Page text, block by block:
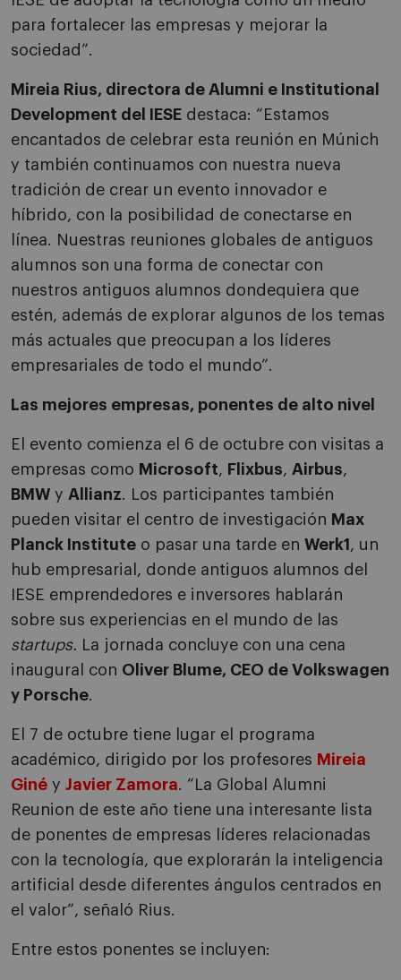
para fortalecer las empresas y mejorar la
sociedad”.
Mireia Rius, directora de Alumni e Institutional
Development del IESE destaca: “Estamos
encantados de celebrar esta reunión en Múnich
y también continuamos con nuestra nueva
tradición de crear un evento innovador e
híbrido, con la posibilidad de conectarse en
línea. Nuestras reuniones globales de antiguos
alumnos son una forma de conectar con
nuestros antiguos alumnos dondequiera que
estén, además de explorar algunos de los temas
más actuales que preocupan a los líderes
empresariales de todo el mundo”.
Las mejores empresas, ponentes de alto nivel
El evento comienza el 6 de octubre con visitas a
empresas como Microsoft, Flixbus, Airbus,
BMW y Allianz. Los participantes también
pueden visitar el centro de investigación Max
Planck Institute o pasar una tarde en Werk1 , un
hub empresarial, donde antiguos alumnos del
IESE emprendedores e inversores hablarán
sobre sus experiencias en el mundo de las
startups. La jornada concluye con una cena
inaugural con Oliver Blume, CEO de Volkswagen
y Porsche.
El 7 de octubre tiene lugar el programa
académico, dirigido por los profesores Mireia
Giné y Javier Zamora. “La Global Alumni
Reunion de este año tiene una interesante lista
de ponentes de empresas líderes relacionadas
con la tecnología, que explorarán la inteligencia
artificial desde diferentes ángulos centrados en
el valor”, señaló Rius.
Entre estos ponentes se incluyen: